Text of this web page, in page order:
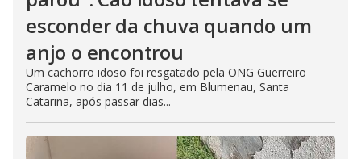
esconder da chuva quando um
anjo o encontrou
Um cachorro idoso foi resgatado pela ONG Guerreiro
Caramelo no dia 11 de julho, em Blumenau, Santa
Catarina, após passar dias...